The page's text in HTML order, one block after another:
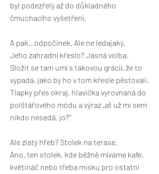
byl podezřelý až do důkladného
čmuchacího vyšetření.
A pak…odpočinek. Ale ne ledajaký.
Jeho zahradní křeslo? Jasná volba.
Složit se tam umí s takovou grácií, že to
vypadá, jako by ho v tom křesle pěstovali.
Tlapky přes okraj, hlavička vyrovnaná do
polštářového módu a výraz „ať už mi sem
nikdo nesedá, jo?“
Ale zlatý hřeb? Stolek na terase.
Ano, ten stolek, kde běžně míváme kafe,
květináč nebo třeba misku pro ostatní